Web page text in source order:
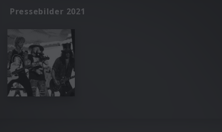
Pressebilder 2021